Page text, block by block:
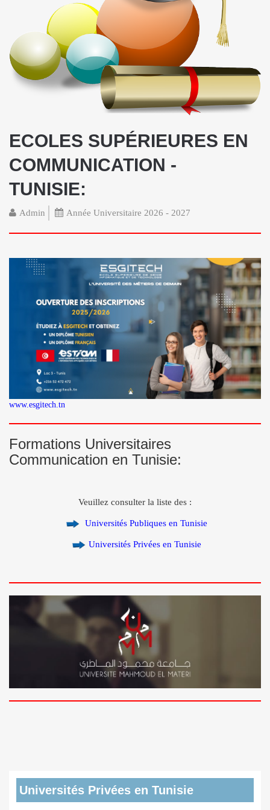
ECOLES SUPÉRIEURES EN
COMMUNICATION -
TUNISIE:
Admin Année Universitaire 2026 - 2027
www.esgitech.tn
Formations Universitaires
Communication en Tunisie:
Veuillez consulter la liste des :
Universités Publiques en Tunisie
Universités Privées en Tunisie
Universités Privées en Tunisie